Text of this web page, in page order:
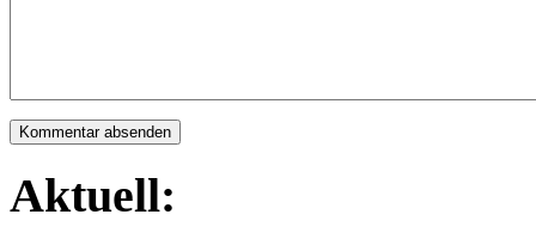
Aktuell: